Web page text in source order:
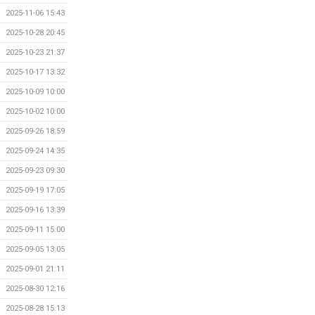
2025-11-06 15:43
2025-10-28 20:45
2025-10-23 21:37
2025-10-17 13:32
2025-10-09 10:00
2025-10-02 10:00
2025-09-26 18:59
2025-09-24 14:35
2025-09-23 09:30
2025-09-19 17:05
2025-09-16 13:39
2025-09-11 15:00
2025-09-05 13:05
2025-09-01 21:11
2025-08-30 12:16
2025-08-28 15:13